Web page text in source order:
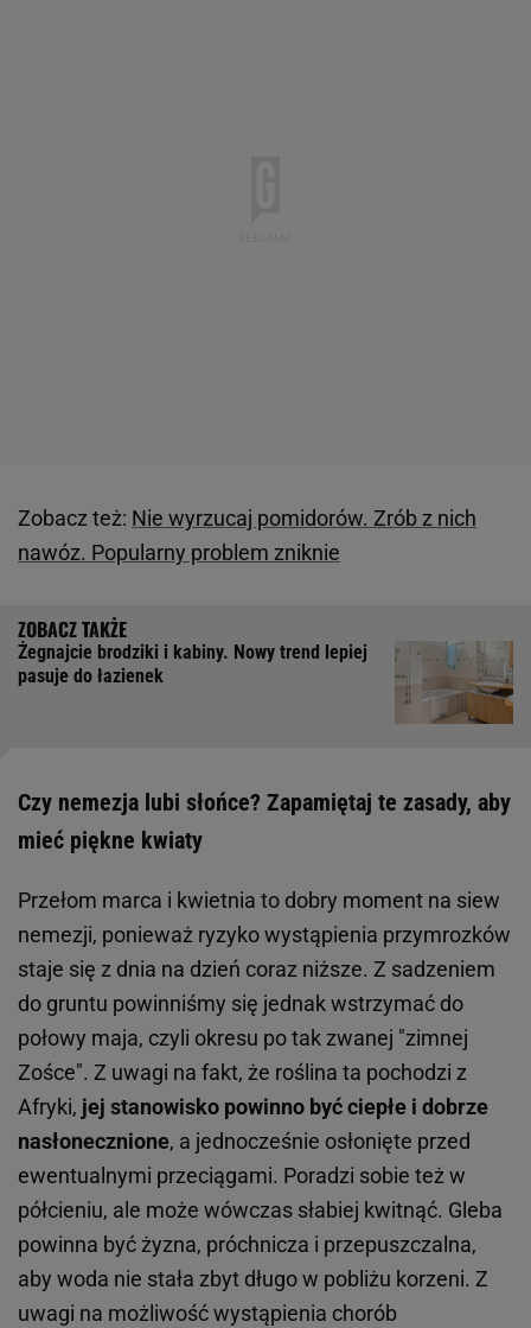
Zobacz też: Nie wyrzucaj pomidorów. Zrób z nich
nawóz. Popularny problem zniknie
Żegnajcie brodziki i kabiny. Nowy trend lepiej
pasuje do łazienek
Czy nemezja lubi słońce? Zapamiętaj te zasady, aby
mieć piękne kwiaty
Przełom marca i kwietnia to dobry moment na siew
nemezji, ponieważ ryzyko wystąpienia przymrozków
staje się z dnia na dzień coraz niższe. Z sadzeniem
do gruntu powinniśmy się jednak wstrzymać do
połowy maja, czyli okresu po tak zwanej "zimnej
Zośce". Z uwagi na fakt, że roślina ta pochodzi z
Afryki, jej stanowisko powinno być ciepłe i dobrze
nasłonecznione, a jednocześnie osłonięte przed
ewentualnymi przeciągami. Poradzi sobie też w
półcieniu, ale może wówczas słabiej kwitnąć. Gleba
powinna być żyzna, próchnicza i przepuszczalna,
aby woda nie stała zbyt długo w pobliżu korzeni. Z
uwagi na możliwość wystąpienia chorób